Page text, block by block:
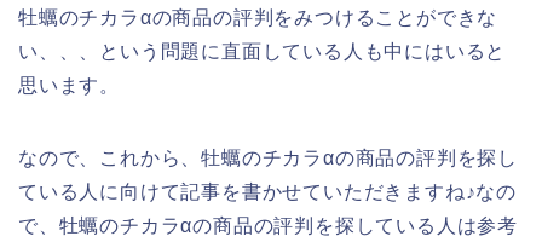
牡蠣のチカラαの商品の評判をみつけることができな
い、、、という問題に直面している人も中にはいると
思います。
なので、これから、牡蠣のチカラαの商品の評判を探し
ている人に向けて記事を書かせていただきますね♪なの
で、牡蠣のチカラαの商品の評判を探している人は参考